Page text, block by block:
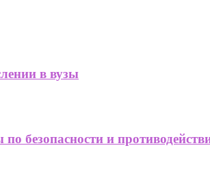
в вузы
безопасности и